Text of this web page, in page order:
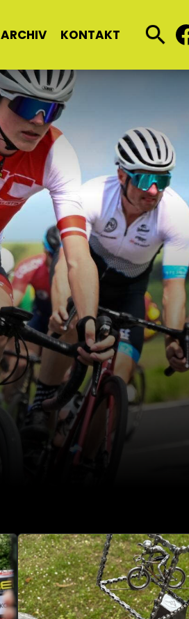
ARCHIV KONTAKT